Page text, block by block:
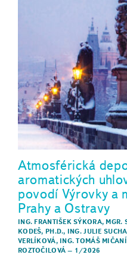
Atmosférická
aromatických
povodí Výrovky a
Prahy a Ostravy
ING. FRANTIŠEK SÝKORA, MGR.
KODEŠ, PH.D., ING. JULIE
VERLÍKOVÁ, ING. TOMÁŠ
ROZTOČILOVÁ – 1/2026